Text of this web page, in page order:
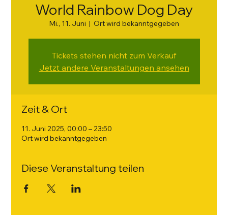
World Rainbow Dog Day
Mi., 11. Juni
  |
Ort wird bekanntgegeben
Tickets stehen nicht zum Verkauf
Jetzt andere Veranstaltungen ansehen
Zeit & Ort
11. Juni 2025, 00:00 – 23:50
Ort wird bekanntgegeben
Diese Veranstaltung teilen